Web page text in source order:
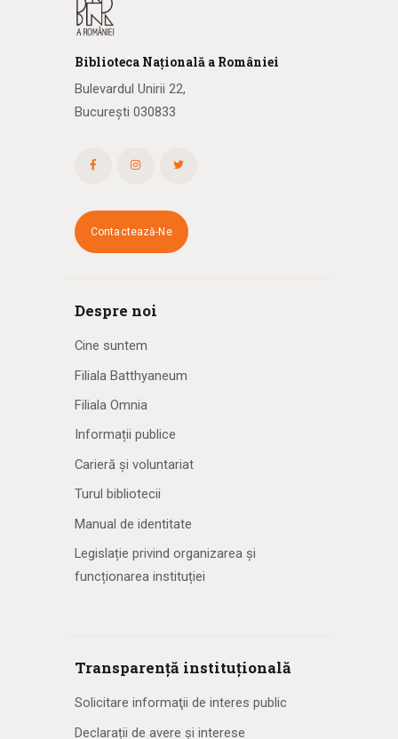
Biblioteca Națională a României
Bulevardul Unirii 22,
București 030833
Contactează-Ne
Despre noi
Cine suntem
Filiala Batthyaneum
Filiala Omnia
Informații publice
Carieră și voluntariat
Turul bibliotecii
Manual de identitate
Legislație privind organizarea și
funcționarea instituției
Transparență instituțională
Solicitare informaţii de interes public
Declarații de avere și interese